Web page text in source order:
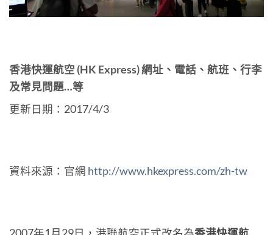
香港快運航空 (HK Express) 網址、電話、航班、行李
及常見問題…等
更新日期：2017/4/3
資料來源：官網 http://www.hkexpress.com/zh-tw